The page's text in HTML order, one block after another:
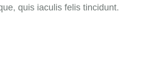
quis iaculis felis tincidunt.